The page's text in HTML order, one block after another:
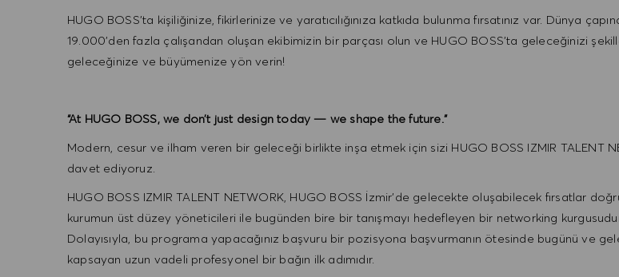
HUGO BOSS'ta kişiliğinize, fikirlerinize ve yaratıcılığınıza katkıda bulunma fırsatınız var. Dünya
19.000'den fazla çalışandan oluşan ekibimizin bir parçası olun ve HUGO BOSS'ta geleceğinizi
geleceğinize ve büyümenize yön verin!
“At HUGO BOSS, we don’t just design today — we shape the future.”
Modern, cesur ve ilham veren bir geleceği birlikte inşa etmek için sizi HUGO BOSS IZMIR TALENT
davet ediyoruz.
HUGO BOSS IZMIR TALENT NETWORK, HUGO BOSS İzmir’de gelecekte oluşabilecek fırsatlar
kurumun üst düzey yöneticileri ile bugünden bire bir tanışmayı hedefleyen bir networking
Dolayısıyla, bu programa yapacağınız başvuru bir pozisyona başvurmanın ötesinde bugünü ve
kapsayan uzun vadeli profesyonel bir bağın ilk adımıdır.